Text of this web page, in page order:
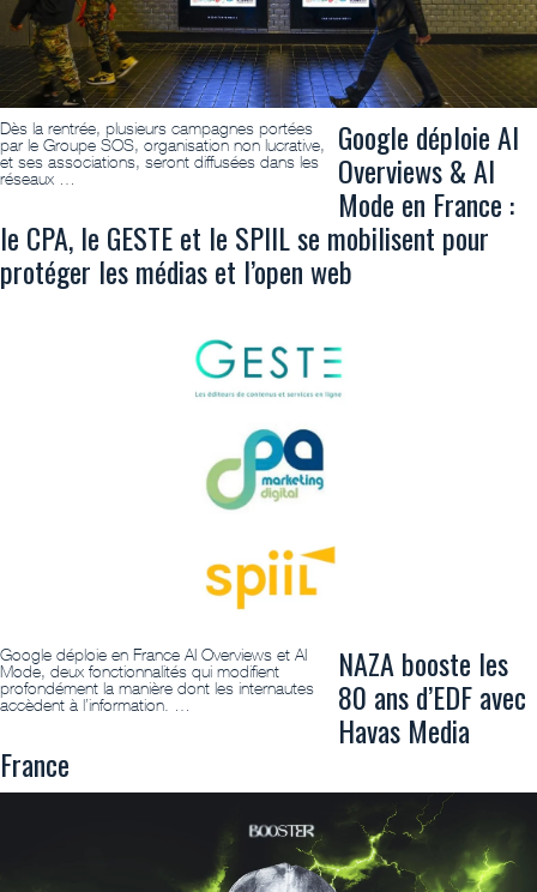
Dès la rentrée, plusieurs campagnes portées
par le Groupe SOS, organisation non lucrative,
et ses associations, seront diffusées dans les
réseaux …
Google déploie AI
Overviews & AI
Mode en France :
le CPA, le GESTE et le SPIIL se mobilisent pour
protéger les médias et l’open web
Google déploie en France AI Overviews et AI
Mode, deux fonctionnalités qui modifient
profondément la manière dont les internautes
accèdent à l’information. …
NAZA booste les
80 ans d’EDF avec
Havas Media
France